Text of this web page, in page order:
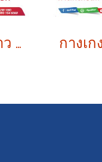
กางเกงกอล์ฟขายาว ON TOUR